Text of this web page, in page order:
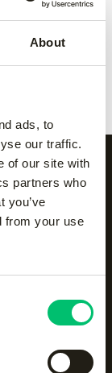
About
ads, to
our traffic.
of our site with
partners who
you’ve
from your use
een